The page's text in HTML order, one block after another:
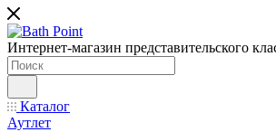
Интернет-магазин представительского
Каталог
Аутлет